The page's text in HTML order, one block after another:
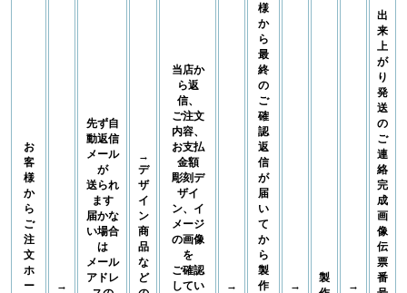
お
客
様
か
ら
ご
注
文
ホ
ー
→
先ず自
動返信
メール
が
送られ
ます
届かな
い場合
は
メール
アドレ
→
デ
ザ
イ
ン
商
品
な
ど
当店か
ら返
信、
ご注文
内容、
お支払
金額
彫刻デ
ザイ
ン、イ
メージ
の画像
を
ご確認
してい
→
様
か
ら
最
終
の
ご
確
認
返
信
が
届
い
て
か
ら
製
作
→
製
→
出
来
上
が
り
発
送
の
ご
連
絡
完
成
画
像
伝
票
番